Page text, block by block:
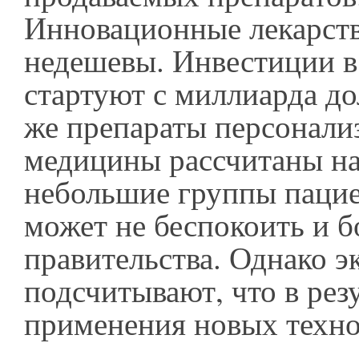
Инновационные
недешевы. Инвестиции
стартуют с миллиарда
же препараты
медицины рассчитаны
небольшие группы
может не беспокоить и
правительства. Однако
подсчитывают, что в
применения новых